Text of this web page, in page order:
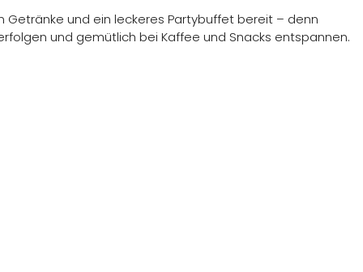
Getränke und ein leckeres Partybuffet bereit – denn
und gemütlich bei Kaffee und Snacks entspannen.